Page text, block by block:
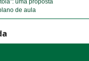
uma proposta
de aula